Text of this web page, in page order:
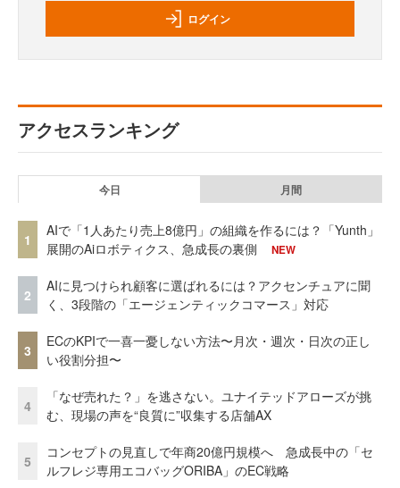
ログイン
アクセスランキング
今日 月間
1
AIで「1人あたり売上8億円」の組織を作るには？「Yunth」
展開のAiロボティクス、急成長の裏側
NEW
2
AIに見つけられ顧客に選ばれるには？アクセンチュアに聞
く、3段階の「エージェンティックコマース」対応
3
ECのKPIで一喜一憂しない方法〜月次・週次・日次の正し
い役割分担〜
4
「なぜ売れた？」を逃さない。ユナイテッドアローズが挑
む、現場の声を“良質に”収集する店舗AX
5
コンセプトの見直しで年商20億円規模へ 急成長中の「セ
ルフレジ専用エコバッグORIBA」のEC戦略